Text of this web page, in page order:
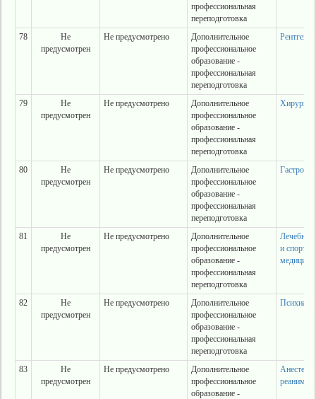
профессиональная
переподготовка
78
Не
предусмотрен
Не предусмотрено
Дополнительное
профессиональное
образование -
профессиональная
переподготовка
79
Не
предусмотрен
Не предусмотрено
Дополнительное
профессиональное
образование -
профессиональная
переподготовка
Хирургия
80
Не
предусмотрен
Не предусмотрено
Дополнительное
профессиональное
образование -
профессиональная
переподготовка
81
Не
предусмотрен
Не предусмотрено
Дополнительное
профессиональное
образование -
профессиональная
переподготовка
Лечебная
и
медицина
82
Не
предусмотрен
Не предусмотрено
Дополнительное
профессиональное
образование -
профессиональная
переподготовка
83
Не
предусмотрен
Не предусмотрено
Дополнительное
профессиональное
образование -